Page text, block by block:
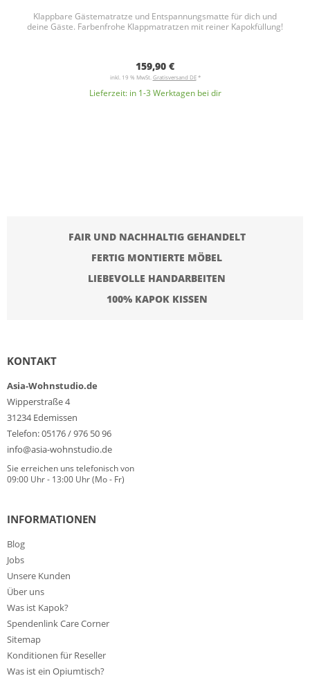
Klappbare Gästematratze und Entspannungsmatte für dich und
deine Gäste. Farbenfrohe Klappmatratzen mit reiner Kapokfüllung!
159,90 €
inkl. 19 % MwSt. Gratisversand DE*
Lieferzeit: in 1-3 Werktagen bei dir
FAIR UND NACHHALTIG GEHANDELT
FERTIG MONTIERTE MÖBEL
LIEBEVOLLE HANDARBEITEN
100% KAPOK KISSEN
KONTAKT
Asia-Wohnstudio.de
Wipperstraße 4
31234 Edemissen
Telefon: 05176 / 976 50 96
info@asia-wohnstudio.de
Sie erreichen uns telefonisch von
09:00 Uhr - 13:00 Uhr (Mo - Fr)
INFORMATIONEN
Blog
Jobs
Unsere Kunden
Über uns
Was ist Kapok?
Spendenlink Care Corner
Sitemap
Konditionen für Reseller
Was ist ein Opiumtisch?